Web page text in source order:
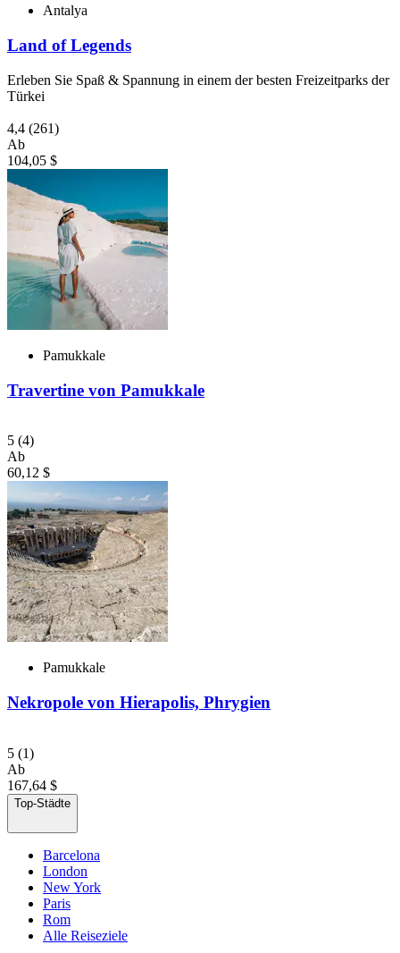
Antalya
Land of Legends
Erleben Sie Spaß & Spannung in einem der besten Freizeitparks der
Türkei
4,4 (261)
Ab
104,05 $
Pamukkale
Travertine von Pamukkale
5 (4)
Ab
60,12 $
Pamukkale
Nekropole von Hierapolis, Phrygien
5 (1)
Ab
167,64 $
Top-Städte
Barcelona
London
New York
Paris
Rom
Alle Reiseziele